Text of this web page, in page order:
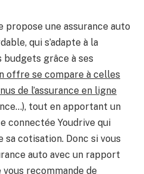
propose une assurance auto
qui s’adapte à la
grâce à ses
offre se compare à celles
de l’assurance en ligne
tout en apportant un
connectée Youdrive qui
cotisation. Donc si vous
auto avec un rapport
recommande de